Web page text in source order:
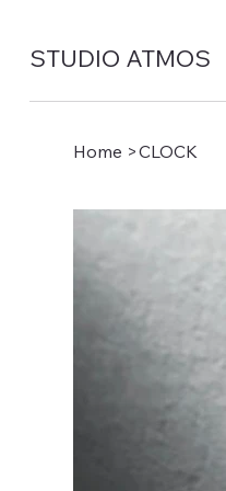
STUDIO ATMOS
Home >CLOCK